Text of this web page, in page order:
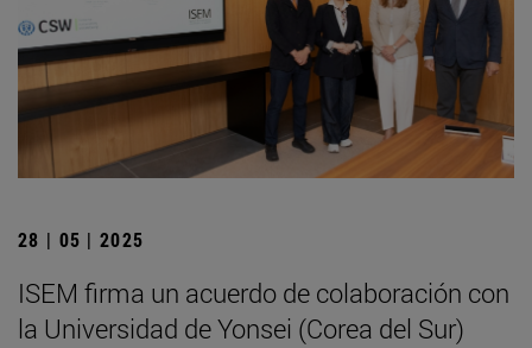
28 | 05 | 2025
ISEM firma un acuerdo de colaboración con
la Universidad de Yonsei (Corea del Sur)